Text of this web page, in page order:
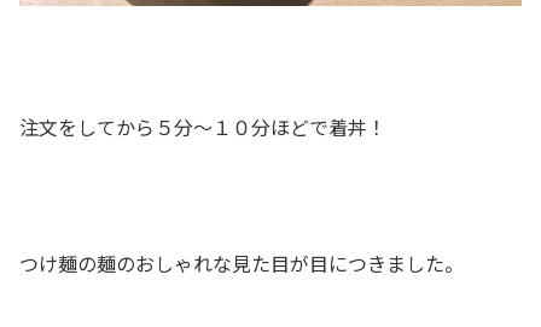
注文をしてから５分～１０分ほどで着丼！
つけ麺の麺のおしゃれな見た目が目につきました。